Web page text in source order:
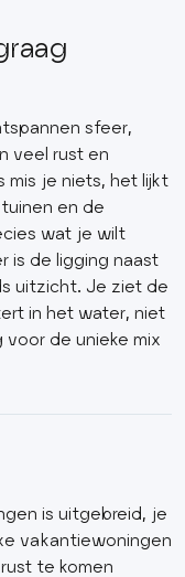
sfeer,
veel rust en
mis je niets, het lijkt
en de
wat je wilt
is de ligging naast
uitzicht. Je ziet de
in het water, niet
de unieke mix
is uitgebreid, je
vakantiewoningen
te komen